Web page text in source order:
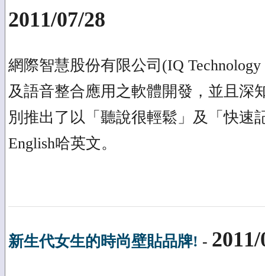
2011/07/28
網際智慧股份有限公司(IQ
及語音整合應用之軟體開發，並且深
別推出了以「聽說很輕鬆」及「快速
English哈英文。
新生代女生的時尚壁貼品牌! -